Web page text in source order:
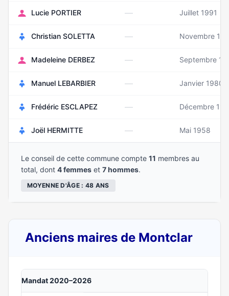
Lucie PORTIER — Juillet 1991
Christian SOLETTA — Novembre
Madeleine DERBEZ — Septembre
Manuel LEBARBIER — Janvier 1980
Frédéric ESCLAPEZ — Décembre
Joël HERMITTE — Mai 1958
Le conseil de cette commune compte 11 membres au
total, dont 4 femmes et 7 hommes.
MOYENNE D'ÂGE : 48 ANS
Anciens maires de Montclar
Mandat 2020–2026